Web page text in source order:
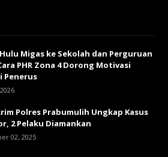
Migas ke Sekolah dan Perguruan
PHR Zona 4 Dorong Motivasi
Penerus
Polres Prabumulih Ungkap Kasus
2 Pelaku Diamankan
02, 2025